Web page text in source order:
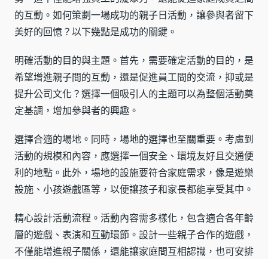
的互動。如何策劃一場成功的親子日活動，讓參與者留下
美好的回憶？以下幾點是成功的關鍵。
明確活動的目的與主題。首先，需要確定活動的目的，是
希望增進親子間的互動，還是促進員工間的交流，抑或是
提升公司文化？選擇一個吸引人的主題可以為整個活動奠
定基調，增加參與者的興趣。
選擇合適的場地。同時，場地的選擇也至關重要。考慮到
活動的規模和內容，應選擇一個安全、環境友好且交通便
利的地點。此外，場地的設施要符合家庭需求，像是遊樂
設施、小孩遊戲區等，以便讓孩子和家長都能享受其中。
精心設計活動流程。活動內容需多樣化，包含適合各年齡
層的遊戲、表演和互動環節。設計一些親子合作的遊戲，
不僅能增進親子關係，還能讓家庭間互相認識，也可安排